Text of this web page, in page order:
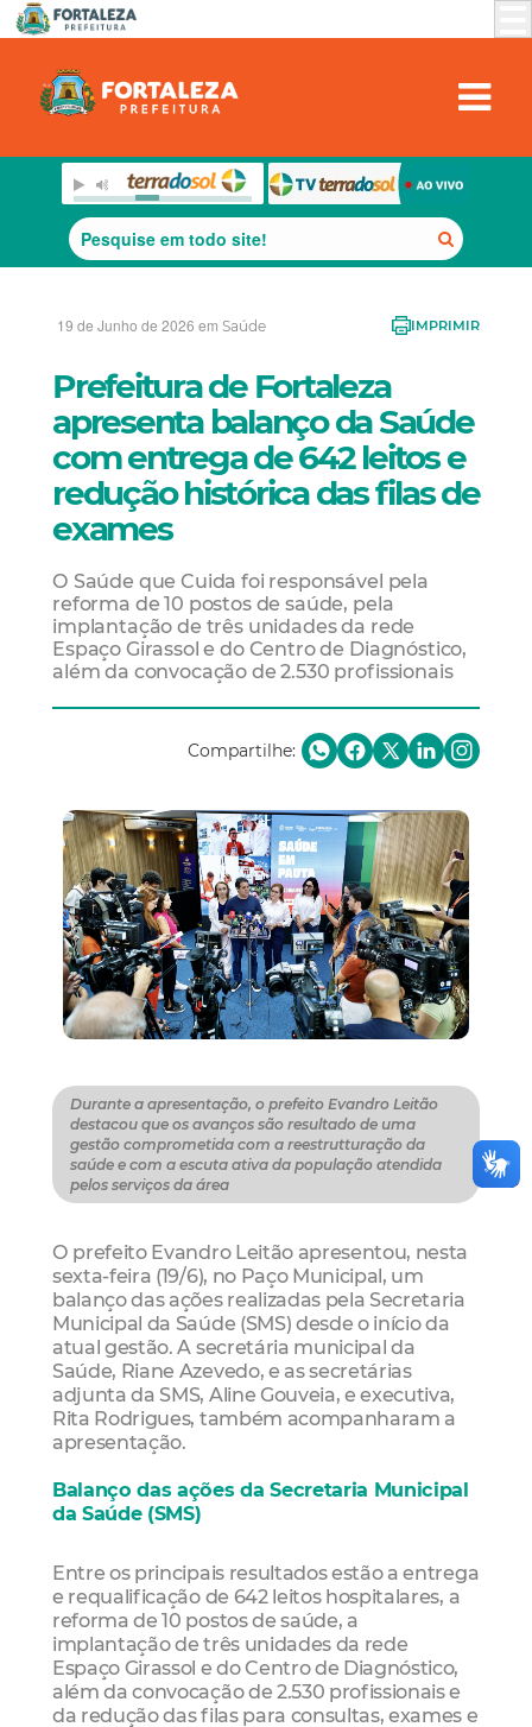
19 de Junho de 2026 em Saúde IMPRIMIR
Prefeitura de Fortaleza
apresenta balanço da Saúde
com entrega de 642 leitos e
redução histórica das filas de
exames
O Saúde que Cuida foi responsável pela
reforma de 10 postos de saúde, pela
implantação de três unidades da rede
Espaço Girassol e do Centro de Diagnóstico,
além da convocação de 2.530 profissionais
Compartilhe:
Durante a apresentação, o prefeito Evandro Leitão
destacou que os avanços são resultado de uma
gestão comprometida com a reestrutturação da
saúde e com a escuta ativa da população atendida
pelos serviços da área
O prefeito Evandro Leitão apresentou, nesta
sexta-feira (19/6), no Paço Municipal, um
balanço das ações realizadas pela Secretaria
Municipal da Saúde (SMS) desde o início da
atual gestão. A secretária municipal da
Saúde, Riane Azevedo, e as secretárias
adjunta da SMS, Aline Gouveia, e executiva,
Rita Rodrigues, também acompanharam a
apresentação.
Balanço das ações da Secretaria Municipal
da Saúde (SMS)
Entre os principais resultados estão a entrega
e requalificação de 642 leitos hospitalares, a
reforma de 10 postos de saúde, a
implantação de três unidades da rede
Espaço Girassol e do Centro de Diagnóstico,
além da convocação de 2.530 profissionais e
da redução das filas para consultas, exames e